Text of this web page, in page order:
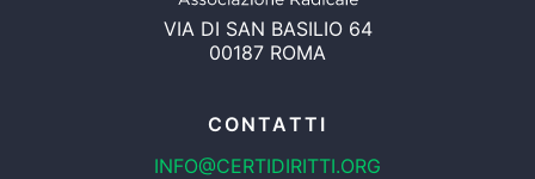
VIA DI SAN BASILIO 64
00187 ROMA
CONTATTI
INFO@CERTIDIRITTI.ORG